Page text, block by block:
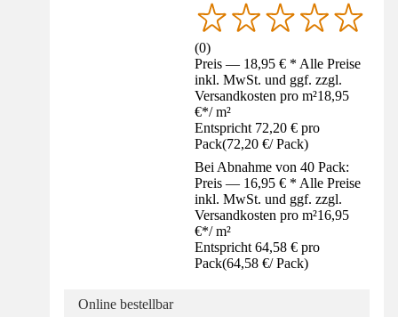
(0)
Preis — 18,95 € * Alle Preise
inkl. MwSt. und ggf. zzgl.
Versandkosten pro m²18,95
€*/ m²
Entspricht 72,20 € pro
Pack(72,20 €/ Pack)
Bei Abnahme von 40 Pack:
Preis — 16,95 € * Alle Preise
inkl. MwSt. und ggf. zzgl.
Versandkosten pro m²16,95
€*/ m²
Entspricht 64,58 € pro
Pack(64,58 €/ Pack)
Online bestellbar